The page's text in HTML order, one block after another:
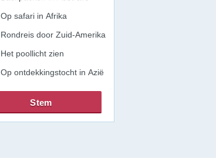
Op safari in Afrika
Rondreis door Zuid-Amerika
Het poollicht zien
Op ontdekkingstocht in Azië